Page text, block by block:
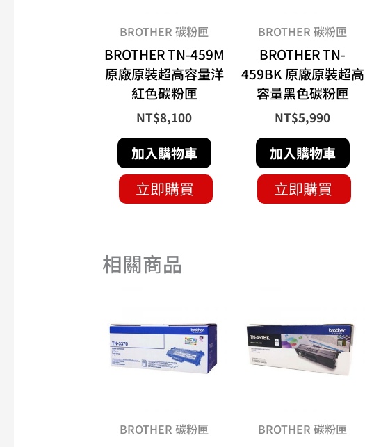
BROTHER 碳粉匣
BROTHER TN-459M
原廠原裝超高容量洋
紅色碳粉匣
NT$8,100
加入購物車
立即購買
BROTHER 碳粉匣
BROTHER TN-
459BK 原廠原裝超高
容量黑色碳粉匣
NT$5,990
加入購物車
立即購買
相關商品
BROTHER 碳粉匣 BROTHER 碳粉匣